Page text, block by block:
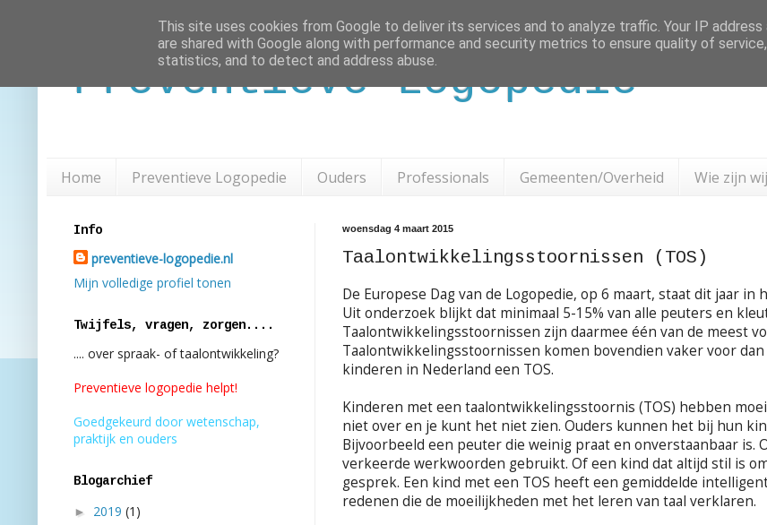
Preventieve Logopedie
Home Preventieve Logopedie Ouders Professionals Gemeenten/Overheid Wie zijn
woensdag 4 maart 2015
Taalontwikkelingsstoornissen (TOS)
De Europese Dag van de Logopedie, op 6 maart, staat dit jaar
Uit onderzoek blijkt dat minimaal 5-15% van alle peuters en
Taalontwikkelingsstoornissen zijn daarmee één van de meest
Taalontwikkelingsstoornissen komen bovendien vaker voor
kinderen in Nederland een TOS.
Kinderen met een taalontwikkelingsstoornis (TOS) hebben
niet over en je kunt het niet zien. Ouders kunnen het bij hun
Bijvoorbeeld een peuter die weinig praat en onverstaanbaar
verkeerde werkwoorden gebruikt. Of een kind dat altijd stil is
gesprek. Een kind met een TOS heeft een gemiddelde
redenen die de moeilijkheden met het leren van taal verklaren.
Info
preventieve-logopedie.nl
Mijn volledige profiel tonen
Twijfels, vragen, zorgen....
.... over spraak- of taalontwikkeling?
Preventieve logopedie helpt!
Goedgekeurd door wetenschap,
praktijk en ouders
Blogarchief
► 2019 (1)
This site uses cookies from Google to deliver its services and to analyze traffic. Your IP address
are shared with Google along with performance and security metrics to ensure quality of
statistics, and to detect and address abuse.